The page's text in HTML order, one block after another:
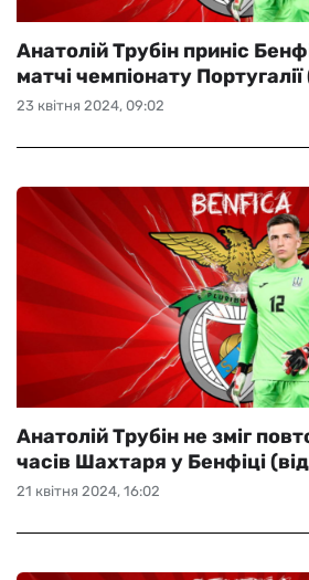
23 квітня 2024, 09:02
Анатолій Трубін приніс
матчі чемпіонату
21 квітня 2024, 16:02
Анатолій Трубін не зміг
часів Шахтаря у Бенфіці